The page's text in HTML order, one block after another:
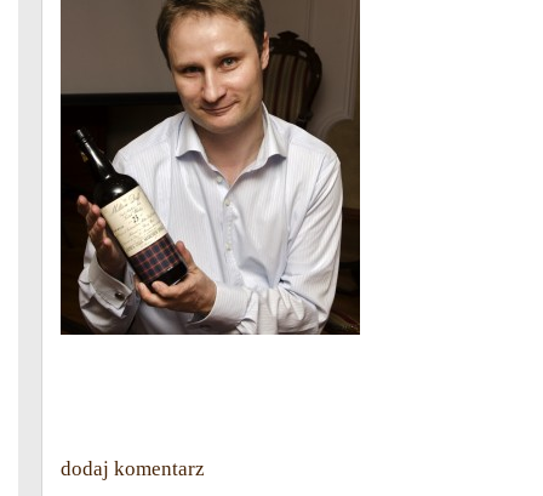
dodaj komentarz